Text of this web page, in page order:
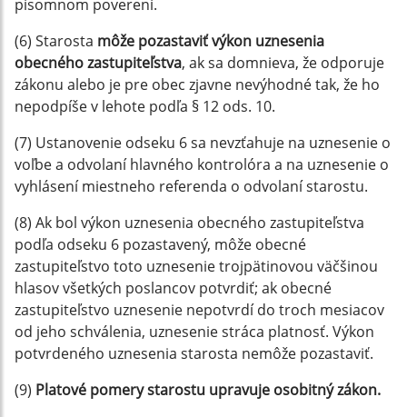
písomnom poverení.
(6) Starosta môže pozastaviť výkon uznesenia
obecného zastupiteľstva, ak sa domnieva, že odporuje
zákonu alebo je pre obec zjavne nevýhodné tak, že ho
nepodpíše v lehote podľa § 12 ods. 10.
(7) Ustanovenie odseku 6 sa nevzťahuje na uznesenie o
voľbe a odvolaní hlavného kontrolóra a na uznesenie o
vyhlásení miestneho referenda o odvolaní starostu.
(8) Ak bol výkon uznesenia obecného zastupiteľstva
podľa odseku 6 pozastavený, môže obecné
zastupiteľstvo toto uznesenie trojpätinovou väčšinou
hlasov všetkých poslancov potvrdiť; ak obecné
zastupiteľstvo uznesenie nepotvrdí do troch mesiacov
od jeho schválenia, uznesenie stráca platnosť. Výkon
potvrdeného uznesenia starosta nemôže pozastaviť.
(9) Platové pomery starostu upravuje osobitný zákon.